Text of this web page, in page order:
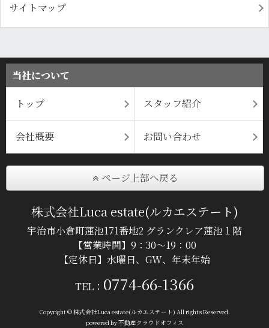
サイトマップ
当社について
トップ スタッフ紹介
会社概要 お問い合わせ
ページ上部へ戻る
株式会社Luca estate(ルカエステート)
宇治市小倉町蓮池171番地2 グランクレア蓮池１階
【営業時間】9：30～19：00
【定休日】水曜日、GW、年末年始
TEL： 0774-66-1366
Copyright © 株式会社Luca estate(ルカエステート) All rights Reserved.
powered by 不動産クラウドオフィス